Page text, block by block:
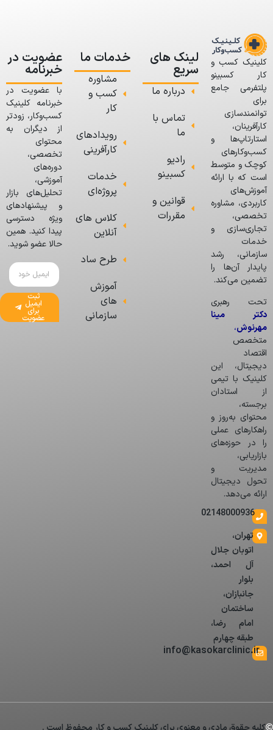
کلینیک کسب و
کار کسبینو
پلتفرمی جامع
برای
توانمندسازی
کارآفرینان،
استارتاپ‌ها و
کسب‌وکارهای
کوچک و متوسط
است که با ارائه
آموزش‌های
کاربردی، مشاوره
تخصصی،
تجاری‌سازی و
خدمات
سازمانی، رشد
پایدار آن‌ها را
تضمین می‌کند.
تحت رهبری
دکتر مینا
مهرنوش،
متخصص
اقتصاد
دیجیتال، این
کلینیک با تیمی
از استادان
برجسته،
محتوای به‌روز و
راهکارهای عملی
را در حوزه‌های
بازاریابی،
مدیریت و
تحول دیجیتال
ارائه می‌دهد.
02148000936
تهران،
اتوبان جلال
آل احمد،
بلوار
جانبازان،
ساختمان
امام رضا،
طبقه چهارم
info@kasokarclinic.ir
لینک های
سریع
درباره ما
تماس با
ما
رادیو
کسبینو
قوانین و
مقررات
خدمات ما
مشاوره
کسب و
کار
رویدادهای
کارآفرینی
خدمات
پروژه‌ای
کلاس های
آنلاین
طرح ساد
آموزش
های
سازمانی
عضویت در
خبرنامه
با عضویت در
خبرنامه کلینیک
کسب‌وکار، زودتر
از دیگران به
محتوای
تخصصی،
دوره‌های
آموزشی،
تحلیل‌های بازار
و پیشنهادهای
ویژه دسترسی
پیدا کنید. همین
حالا عضو شوید.
ثبت
ایمیل
برای
عضویت